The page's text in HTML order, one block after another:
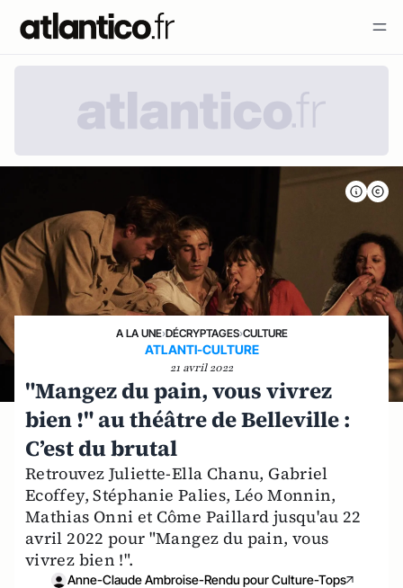
A LA UNE›DÉCRYPTAGES›CULTURE
ATLANTI-CULTURE
21 avril 2022
"Mangez du pain, vous vivrez
bien !" au théâtre de Belleville :
C’est du brutal
Retrouvez Juliette-Ella Chanu, Gabriel
Ecoffey, Stéphanie Palies, Léo Monnin,
Mathias Onni et Côme Paillard jusqu'au 22
avril 2022 pour "Mangez du pain, vous
vivrez bien !".
Anne-Claude Ambroise-Rendu pour Culture-Tops